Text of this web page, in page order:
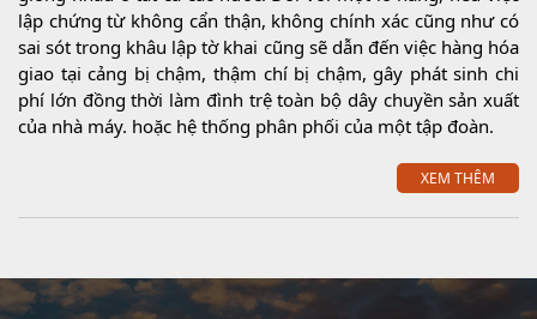
lập chứng từ không cẩn thận, không chính xác cũng như có
sai sót trong khâu lập tờ khai cũng sẽ dẫn đến việc hàng hóa
giao tại cảng bị chậm, thậm chí bị chậm, gây phát sinh chi
phí lớn đồng thời làm đình trệ toàn bộ dây chuyền sản xuất
của nhà máy. hoặc hệ thống phân phối của một tập đoàn.
XEM THÊM